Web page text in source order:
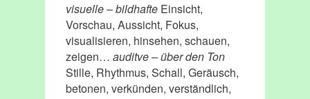
visuelle – bildhafte Einsicht,
Vorschau, Aussicht, Fokus,
visualisieren, hinsehen, schauen,
zeigen… auditve – über den Ton
Stille, Rhythmus, Schall, Geräusch,
betonen, verkünden, verständlich,